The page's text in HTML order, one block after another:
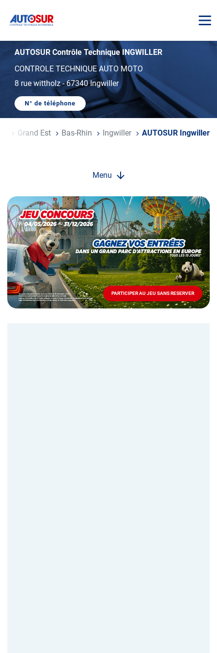
AUTOSUR
AUTOSUR Contrôle Technique INGWILLER
CONTROLE TECHNIQUE AUTO MOTO
8 rue wittholz-67340 Ingwiller
N° de téléphone
AFFICHER
TÉLÉPHONE
Grand Est Bas-Rhin Ingwiller AUTOSUR Ingwiller
Menu
Opération
spéciale
Mai
-
Décembre
2026
Locations
PARTICIPER AU JEU SANS RESERVER
PARTICIPER
AU
JEU